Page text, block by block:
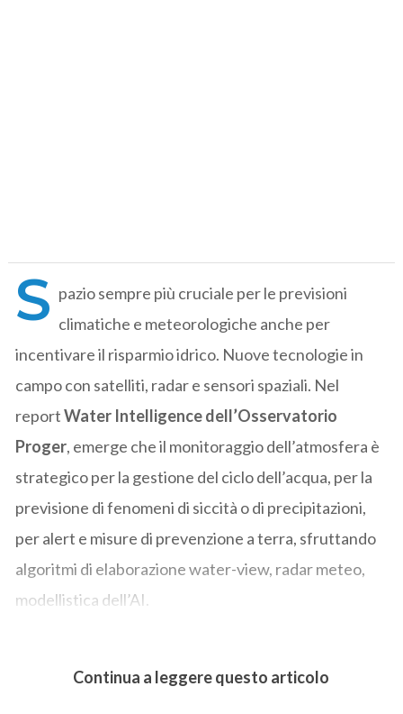
S pazio sempre più cruciale per le previsioni
climatiche e meteorologiche anche per
incentivare il risparmio idrico. Nuove tecnologie in
campo con satelliti, radar e sensori spaziali. Nel
reportWater Intelligence dell’Osservatorio
Proger, emerge che il monitoraggio dell’atmosfera è
strategico per la gestione del ciclo dell’acqua, per la
previsione di fenomeni di siccità o di precipitazioni,
per alert e misure di prevenzione a terra, sfruttando
algoritmi di elaborazione water-view, radar meteo,
modellistica dell’AI.
Continua a leggere questo articolo